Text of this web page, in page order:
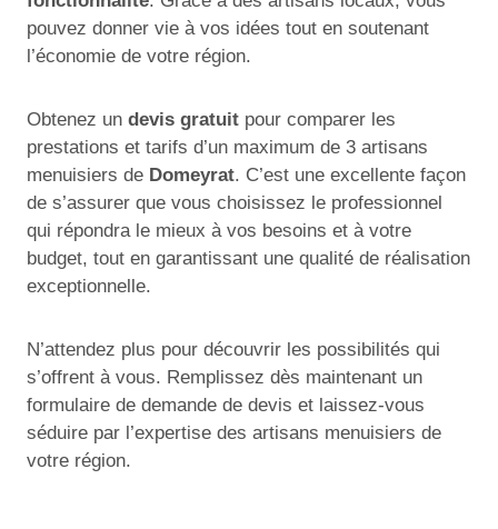
pouvez donner vie à vos idées tout en soutenant
l’économie de votre région.
Obtenez un devis gratuit pour comparer les
prestations et tarifs d’un maximum de 3 artisans
menuisiers de Domeyrat. C’est une excellente façon
de s’assurer que vous choisissez le professionnel
qui répondra le mieux à vos besoins et à votre
budget, tout en garantissant une qualité de réalisation
exceptionnelle.
N’attendez plus pour découvrir les possibilités qui
s’offrent à vous. Remplissez dès maintenant un
formulaire de demande de devis et laissez-vous
séduire par l’expertise des artisans menuisiers de
votre région.